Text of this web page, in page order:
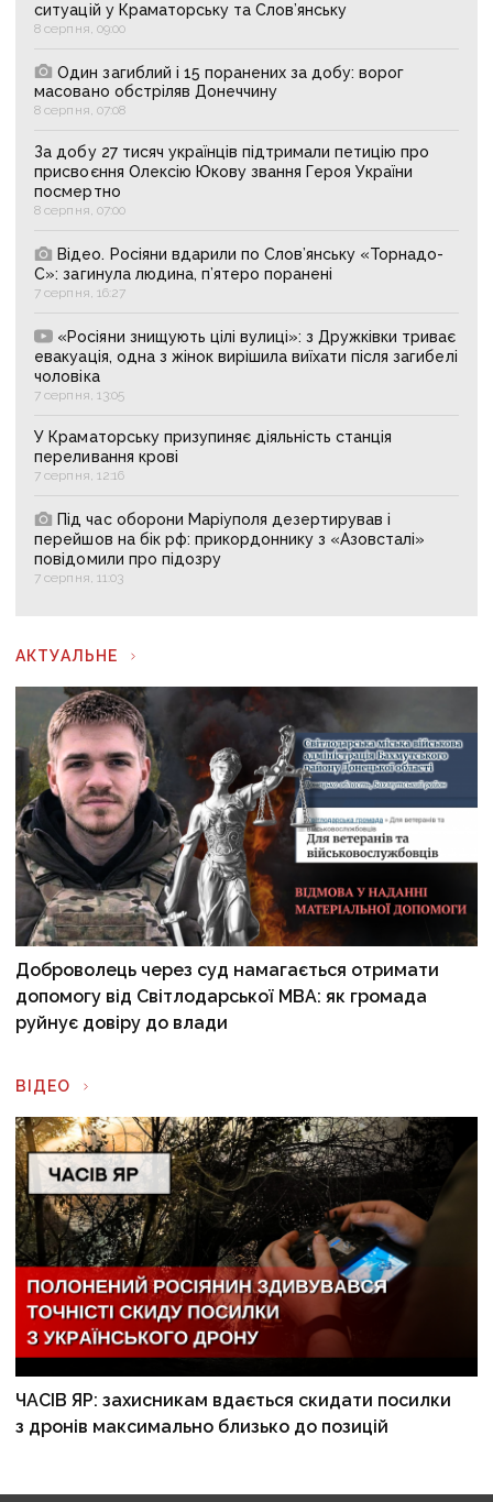
ситуацій у Краматорську та Слов’янську
8 серпня, 09:00
Один загиблий і 15 поранених за добу: ворог
масовано обстріляв Донеччину
8 серпня, 07:08
За добу 27 тисяч українців підтримали петицію про
присвоєння Олексію Юкову звання Героя України
посмертно
8 серпня, 07:00
Відео. Росіяни вдарили по Слов’янську «Торнадо-
С»: загинула людина, п’ятеро поранені
7 серпня, 16:27
«Росіяни знищують цілі вулиці»: з Дружківки триває
евакуація, одна з жінок вирішила виїхати після загибелі
чоловіка
7 серпня, 13:05
У Краматорську призупиняє діяльність станція
переливання крові
7 серпня, 12:16
Під час оборони Маріуполя дезертирував і
перейшов на бік рф: прикордоннику з «Азовсталі»
повідомили про підозру
7 серпня, 11:03
АКТУАЛЬНЕ
Доброволець через суд намагається отримати
допомогу від Світлодарської МВА: як громада
руйнує довіру до влади
ВІДЕО
ЧАСІВ ЯР: захисникам вдається скидати посилки
з дронів максимально близько до позицій